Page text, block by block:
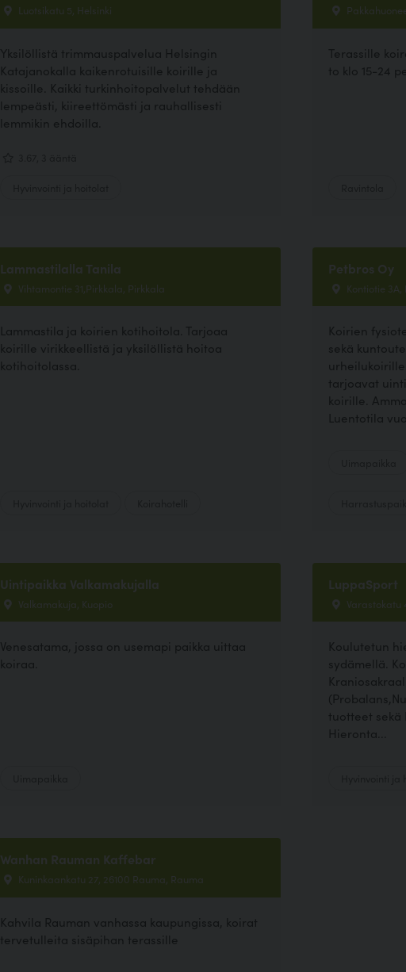
Luotsikatu 5, Helsinki
Yksilöllistä trimmauspalvelua Helsingin
Katajanokalla kaikenrotuisille koirille ja
kissoille. Kaikki turkinhoitopalvelut tehdään
lempeästi, kiireettömästi ja rauhallisesti
lemmikin ehdoilla.
Terassille
to klo 15-24
Lammastilalla Tanila
Vihtamontie 31,Pirkkala, Pirkkala
Lammastila ja koirien kotihoitola. Tarjoaa
koirille virikkeellistä ja yksilöllistä hoitoa
kotihoitolassa.
Petbros Oy
Kontiotie
Koirien
sekä
tarjoavat
koirille.
Luentotila
Uintipaikka Valkamakujalla
Valkamakuja, Kuopio
Venesatama, jossa on usemapi paikka uittaa
koiraa.
LuppaSport
Varastokatu
Koulutetun
sydämellä.
tuotteet sekä
Hieronta...
Wanhan Rauman Kaffebar
Kuninkaankatu 27, 26100 Rauma, Rauma
Kahvila Rauman vanhassa kaupungissa, koirat
tervetulleita sisäpihan terassille